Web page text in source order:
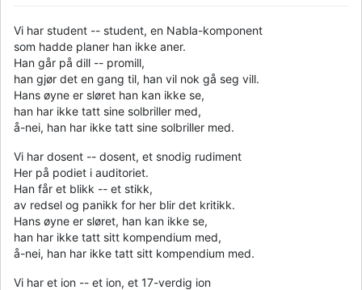
Vi har student -- student, en Nabla-komponent
som hadde planer han ikke aner.
Han går på dill -- promill,
han gjør det en gang til, han vil nok gå seg vill.
Hans øyne er sløret han kan ikke se,
han har ikke tatt sine solbriller med,
å-nei, han har ikke tatt sine solbriller med.
Vi har dosent -- dosent, et snodig rudiment
Her på podiet i auditoriet.
Han får et blikk -- et stikk,
av redsel og panikk for her blir det kritikk.
Hans øyne er sløret, han kan ikke se,
han har ikke tatt sitt kompendium med,
å-nei, han har ikke tatt sitt kompendium med.
Vi har et ion -- et ion, et 17-verdig ion